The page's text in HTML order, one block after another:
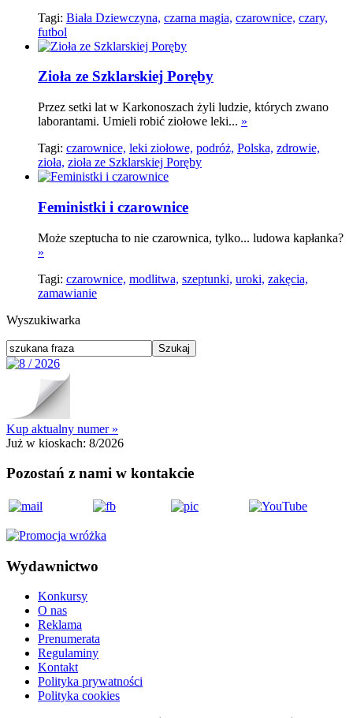
Tagi: Biała Dziewczyna, czarna magia, czarownice, czary,
futbol
Zioła ze Szklarskiej Poręby
Przez setki lat w Karkonoszach żyli ludzie, których zwano
laborantami. Umieli robić ziołowe leki... »
Tagi: czarownice, leki ziołowe, podróż, Polska, zdrowie,
zioła, zioła ze Szklarskiej Poręby
Feministki i czarownice
Może szeptucha to nie czarownica, tylko... ludowa kapłanka?
»
Tagi: czarownice, modlitwa, szeptunki, uroki, zakęcia,
zamawianie
Wyszukiwarka
Kup aktualny numer »
Już w kioskach: 8/2026
Pozostań z nami w kontakcie
Wydawnictwo
Konkursy
O nas
Reklama
Prenumerata
Regulaminy
Kontakt
Polityka prywatności
Polityka cookies